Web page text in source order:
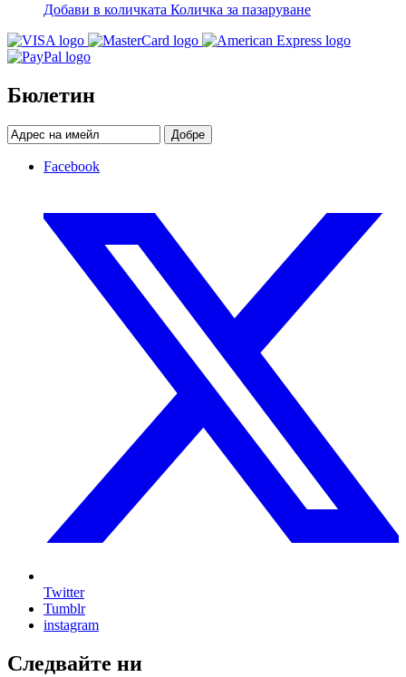
Добави в количката Количка за пазаруване
Бюлетин
Добре
Facebook
Twitter
Tumblr
instagram
Следвайте ни